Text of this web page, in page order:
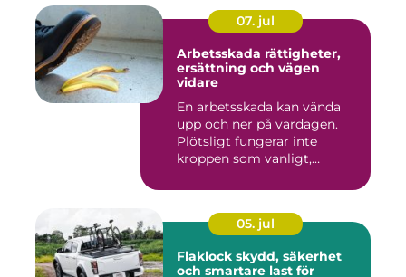
07. jul
Arbetsskada rättigheter,
ersättning och vägen
vidare
En arbetsskada kan vända
upp och ner på vardagen.
Plötsligt fungerar inte
kroppen som vanligt,
05. jul
Flaklock skydd, säkerhet
och smartare last för